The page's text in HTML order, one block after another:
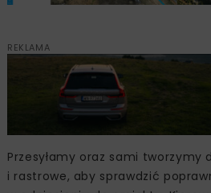
REKLAMA
Przesyłamy oraz sami tworzymy
i rastrowe, aby sprawdzić